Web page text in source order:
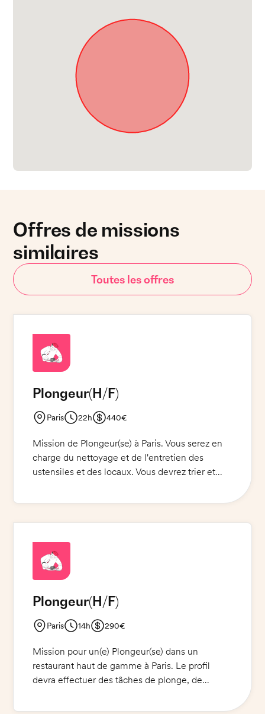
Offres de missions
similaires
Toutes les offres
Plongeur(H/F)
Paris 22h 440€
Mission de Plongeur(se) à Paris. Vous serez en
charge du nettoyage et de l'entretien des
ustensiles et des locaux. Vous devrez trier et
de cuisine. Vous devrez également nettoyer les
collective. Vous serez amené(e) à effectuer
d'autres tâches liées à l'hygiène et à l'entretien
des lieux.
Plongeur(H/F)
Paris 14h 290€
Mission pour un(e) Plongeur(se) dans un
restaurant haut de gamme à Paris. Le profil
devra effectuer des tâches de plonge, de
et des locaux. Il devra être responsable du bon